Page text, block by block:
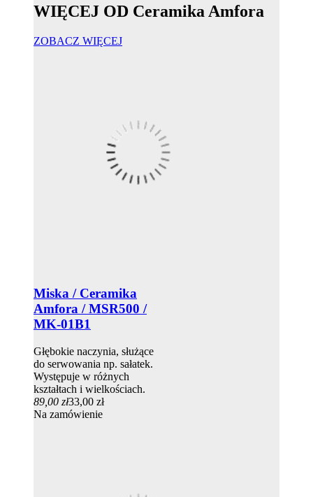
WIĘCEJ OD Ceramika Amfora
ZOBACZ WIĘCEJ
Miska / Ceramika
Amfora / MSR500 /
MK-01B1
Głębokie naczynia, służące
do serwowania np. sałatek.
Występuje w różnych
kształtach i wielkościach.
89,00 zł33,00 zł
Na zamówienie